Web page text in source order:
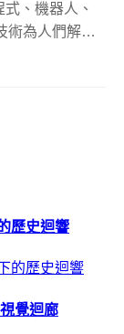
、機器人、
術為人們解決
歷史迴響
覺迴廊